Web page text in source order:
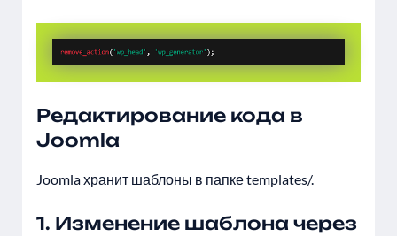
Редактирование кода в
Joomla
Joomla хранит шаблоны в папке templates/.
1. Изменение шаблона через